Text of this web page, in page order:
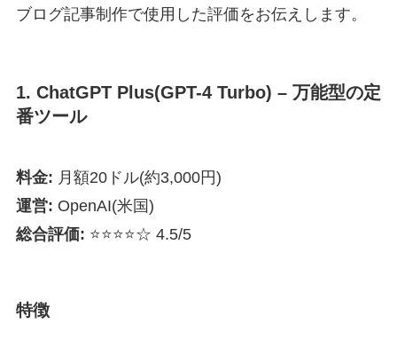
ブログ記事制作で使用した評価をお伝えします。
1. ChatGPT Plus(GPT-4 Turbo) – 万能型の定
番ツール
料金: 月額20ドル(約3,000円)
運営: OpenAI(米国)
総合評価: ⭐⭐⭐⭐☆ 4.5/5
特徴